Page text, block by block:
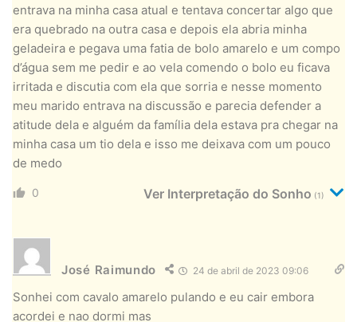
entrava na minha casa atual e tentava concertar algo que
era quebrado na outra casa e depois ela abria minha
geladeira e pegava uma fatia de bolo amarelo e um compo
d’água sem me pedir e ao vela comendo o bolo eu ficava
irritada e discutia com ela que sorria e nesse momento
meu marido entrava na discussão e parecia defender a
atitude dela e alguém da família dela estava pra chegar na
minha casa um tio dela e isso me deixava com um pouco
de medo
0 Ver Interpretação do Sonho (1)
José Raimundo 24 de abril de 2023 09:06
Sonhei com cavalo amarelo pulando e eu cair embora
acordei e nao dormi mas